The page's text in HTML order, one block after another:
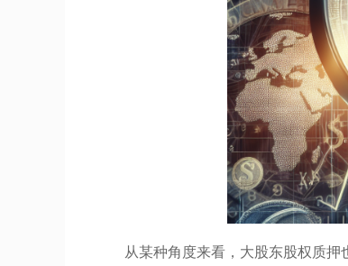
从某种角度来看，大股东股权质